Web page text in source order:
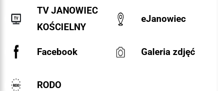
TV JANOWIEC
KOŚCIELNY
eJanowiec
Facebook Galeria zdjęć
RODO